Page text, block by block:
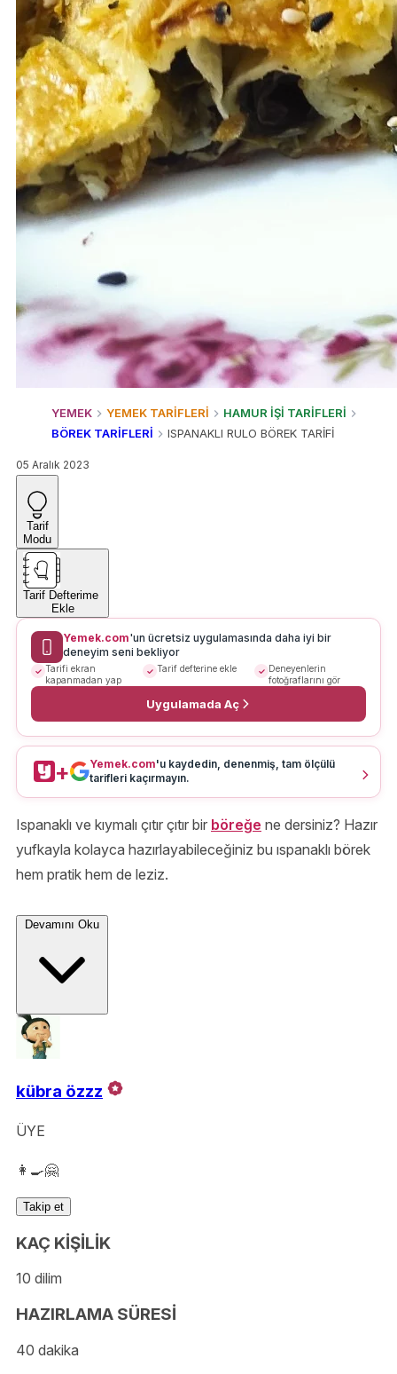
YEMEK YEMEK TARİFLERİ
HAMUR İŞİ TARİFLERİ
BÖREK TARİFLERİ
ISPANAKLI RULO BÖREK TARİFİ
05 Aralık 2023
Tarif
Modu
Tarif Defterime
Ekle
Yemek.com'un ücretsiz uygulamasında daha iyi bir
deneyim seni bekliyor
Tarifi ekran
kapanmadan yap
Tarif defterine ekle
Deneyenlerin
fotoğraflarını gör
Uygulamada Aç
+ Yemek.com'u kaydedin, denenmiş, tam ölçülü
tarifleri kaçırmayın.
Ispanaklı ve kıymalı çıtır çıtır bir böreğe ne dersiniz? Hazır
yufkayla kolayca hazırlayabileceğiniz bu ıspanaklı börek
hem pratik hem de leziz.
Devamını Oku
kübra özzz
ÜYE
👩‍🍳🤗
Takip et
KAÇ KİŞİLİK
10 dilim
HAZIRLAMA SÜRESİ
40 dakika